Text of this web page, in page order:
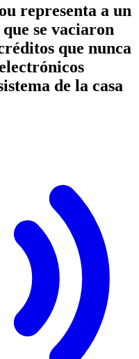
representa a un
se vaciaron
que nunca
de la casa